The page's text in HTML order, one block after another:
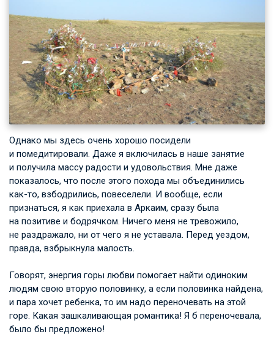
Однако мы здесь очень хорошо посидели
и помедитировали. Даже я включилась в наше занятие
и получила массу радости и удовольствия. Мне даже
показалось, что после этого похода мы объединились
как-то, взбодрились, повеселели. И вообще, если
признаться, я как приехала в Аркаим, сразу была
на позитиве и бодрячком. Ничего меня не тревожило,
не раздражало, ни от чего я не уставала. Перед уездом,
правда, взбрыкнула малость.
Говорят, энергия горы любви помогает найти одиноким
людям свою вторую половинку, а если половинка найдена,
и пара хочет ребенка, то им надо переночевать на этой
горе. Какая зашкаливающая романтика! Я б переночевала,
было бы предложено!